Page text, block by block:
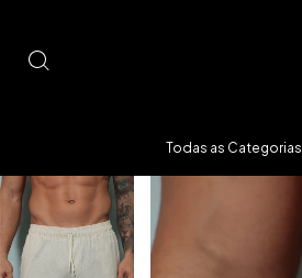
Todas as Categorias